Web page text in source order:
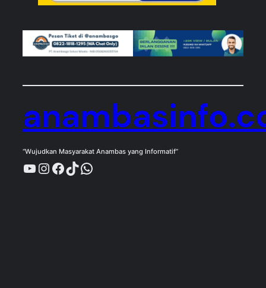
“Wujudkan Masyarakat Anambas yang Informatif”
YouTube
Instagram
Facebook
TikTok
WhatsApp